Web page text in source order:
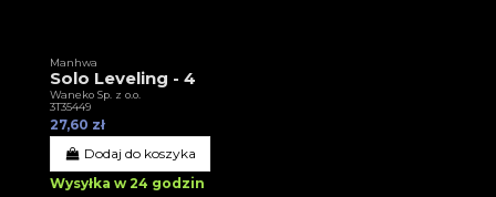
Manhwa
Solo Leveling - 4
Waneko Sp. z o.o.
3T35449
27,60 zł
Dodaj do koszyka
Wysyłka w 24 godzin